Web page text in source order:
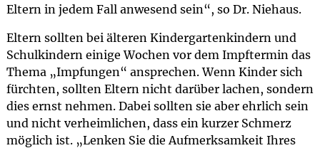
Eltern in jedem Fall anwesend sein“, so Dr. Niehaus.
Eltern sollten bei älteren Kindergartenkindern und
Schulkindern einige Wochen vor dem Impftermin das
Thema „Impfungen“ ansprechen. Wenn Kinder sich
fürchten, sollten Eltern nicht darüber lachen, sondern
dies ernst nehmen. Dabei sollten sie aber ehrlich sein
und nicht verheimlichen, dass ein kurzer Schmerz
möglich ist. „Lenken Sie die Aufmerksamkeit Ihres